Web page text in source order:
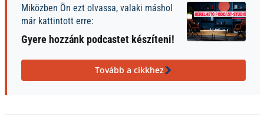
Miközben Ön ezt olvassa, valaki máshol
már kattintott erre:
Gyere hozzánk podcastet készíteni!
Tovább a cikkhez